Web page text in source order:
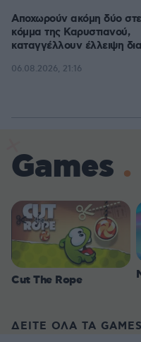
Αποχωρούν ακόμη δύο
κόμμα της Καρυστιανού,
καταγγέλλουν έλλειψη
06.08.2026, 21:16
Games
Cut The Rope
ΔΕΙΤΕ ΟΛΑ ΤΑ GAMES